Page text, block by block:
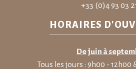
+33 (0)4 93 03
HORAIRES
De juin à
Tous les jours : 9h00 - 12h00